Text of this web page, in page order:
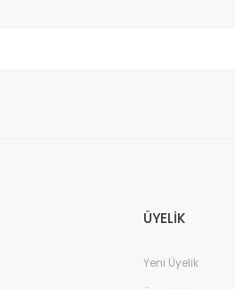
ÜYELİK
Yeni Üyelik